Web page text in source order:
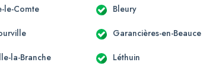
le-Comte Bleury
Garancières-en-Beauce
la-Branche Léthuin